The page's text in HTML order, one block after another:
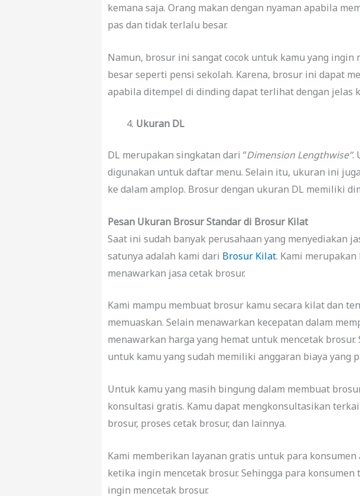
kemana saja. Orang makan dengan nyaman apabila
pas dan tidak terlalu besar.
Namun, brosur ini sangat cocok untuk kamu yang ingin
besar seperti pensi sekolah. Karena, brosur ini dapat
apabila ditempel di dinding dapat terlihat dengan jelas
Ukuran DL
DL merupakan singkatan dari “Dimension Lengthwise”.
digunakan untuk daftar menu. Selain itu, ukuran ini
ke dalam amplop. Brosur dengan ukuran DL memiliki
Pesan Ukuran Brosur Standar di Brosur Kilat
Saat ini sudah banyak perusahaan yang menyediakan
satunya adalah kami dari Brosur Kilat. Kami
menawarkan jasa cetak brosur.
Kami mampu membuat brosur kamu secara kilat dan
memuaskan. Selain menawarkan kecepatan dalam
menawarkan harga yang hemat untuk mencetak brosur.
untuk kamu yang sudah memiliki anggaran biaya yang
Untuk kamu yang masih bingung dalam membuat
konsultasi gratis. Kamu dapat mengkonsultasikan
brosur, proses cetak brosur, dan lainnya.
Kami memberikan layanan gratis untuk para konsumen
ketika ingin mencetak brosur. Sehingga para
ingin mencetak brosur.